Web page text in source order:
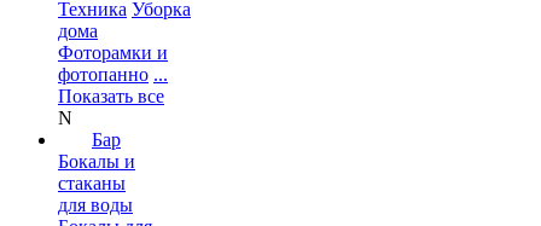
Техника Уборка
дома
Фоторамки и
фотопанно ...
Показать все
N
Бар
Бокалы и
стаканы
для воды